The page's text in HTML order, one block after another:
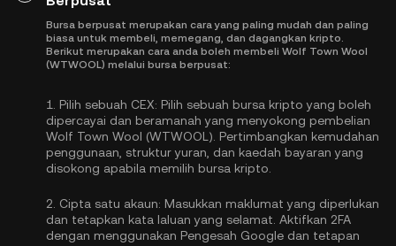
Bursa berpusat merupakan cara yang paling mudah dan paling
biasa untuk membeli, memegang, dan dagangkan kripto.
Berikut merupakan cara anda boleh membeli Wolf Town Wool
(WTWOOL) melalui bursa berpusat:
1. Pilih sebuah CEX: Pilih sebuah bursa kripto yang boleh
dipercayai dan beramanah yang menyokong pembelian
Wolf Town Wool (WTWOOL). Pertimbangkan kemudahan
penggunaan, struktur yuran, dan kaedah bayaran yang
disokong apabila memilih bursa kripto.
2. Cipta satu akaun: Masukkan maklumat yang diperlukan
dan tetapkan kata laluan yang selamat. Aktifkan 2FA
dengan menggunakan Pengesah Google dan tetapan